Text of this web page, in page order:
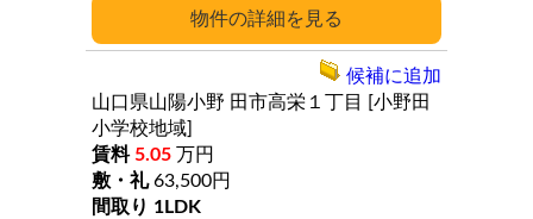
詳細
山口県山陽小野 田市高栄１丁目
[小野田
小学校地域]
5.05 万円
63,500円
1LDK
候補に追加